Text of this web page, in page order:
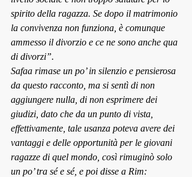
spirito della ragazza. Se dopo il matrimonio
la convivenza non funziona, è comunque
ammesso il divorzio e ce ne sono anche qua
di divorzi”.
Safaa rimase un po’ in silenzio e pensierosa
da questo racconto, ma si sentì di non
aggiungere nulla, di non esprimere dei
giudizi, dato che da un punto di vista,
effettivamente, tale usanza poteva avere dei
vantaggi e delle opportunità per le giovani
ragazze di quel mondo, così rimuginò solo
un po’ tra sé e sé, e poi disse a Rim: